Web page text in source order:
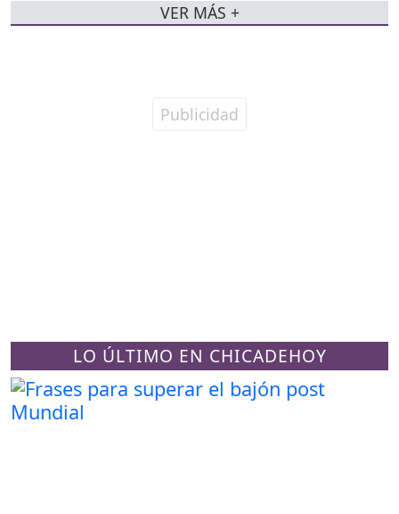
LO ÚLTIMO EN CHICADEHOY
VER MÁS +